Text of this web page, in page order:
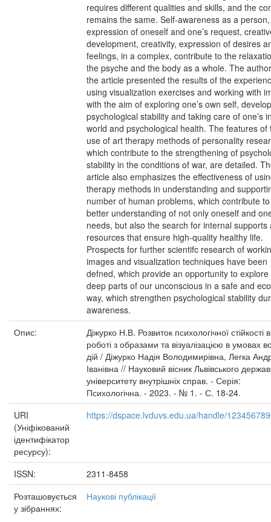
requires diﬀerent qualities and skills, and the
remains the same. Self-awareness as a
expression of oneself and one’s request,
development, creativity, expression of desires
feelings, in a complex, contribute to the
the psyche and the body as a whole. The
the article presented the results of the
using visualization exercises and working with
with the aim of exploring one’s own self,
psychological stability and taking care of one’s
world and psychological health. The features of
use of art therapy methods of personality
which contribute to the strengthening of
stability in the conditions of war, are detailed.
article also emphasizes the eﬀectiveness of
therapy methods in understanding and
number of human problems, which contribute
better understanding of not only oneself and
needs, but also the search for internal supports
resources that ensure high-quality healthy life.
Prospects for further scientifc research of
images and visualization techniques have been
defned, which provide an opportunity to explore
deep parts of our unconscious in a safe and
way, which strengthen psychological stability
awareness.
Опис:
Діжурко Н.В. Розвиток психологічної стійкості в
роботі з образами та візуалізацією в умовах
дій / Діжурко Надія Володимирівна, Легка
Іванівна // Науковий вісник Львівського
університету внутрішніх справ. - Серія:
Психологічна. - 2023. - № 1. - С. 18-24.
URI
(Уніфікований
ідентифікатор
ресурсу):
https://dspace.lvduvs.edu.ua/handle/
ISSN:
2311-8458
Розташовується
у зібраннях:
Наукові публікації